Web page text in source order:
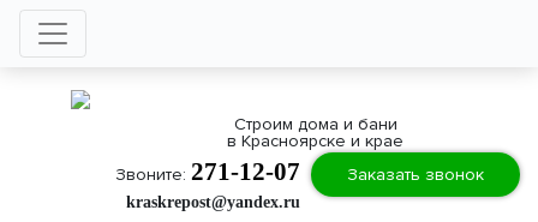
Строим дома и бани
в Красноярске и крае
Звоните: 271-12-07
kraskrepost@yandex.ru
Заказать звонок